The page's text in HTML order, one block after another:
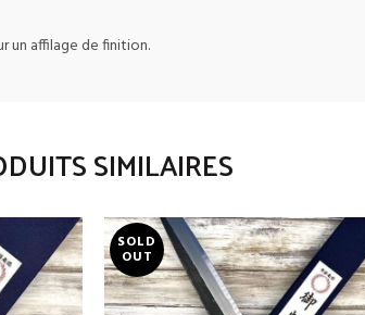
un affilage de finition.
SIMILAIRES
SOLD
OUT